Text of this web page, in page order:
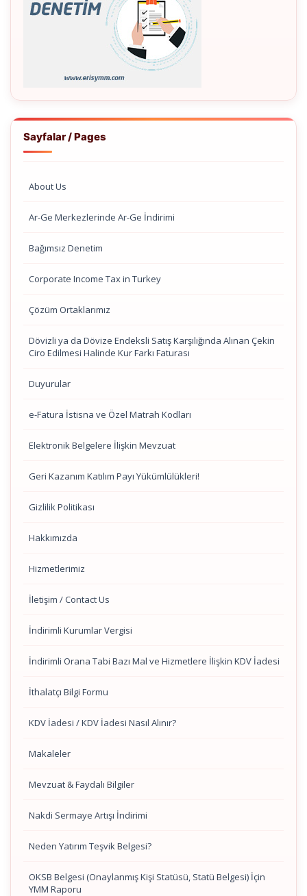
Sayfalar / Pages
About Us
Ar-Ge Merkezlerinde Ar-Ge İndirimi
Bağımsız Denetim
Corporate Income Tax in Turkey
Çözüm Ortaklarımız
Dövizli ya da Dövize Endeksli Satış Karşılığında Alınan Çekin
Ciro Edilmesi Halinde Kur Farkı Faturası
Duyurular
e-Fatura İstisna ve Özel Matrah Kodları
Elektronik Belgelere İlişkin Mevzuat
Geri Kazanım Katılım Payı Yükümlülükleri!
Gizlilik Politikası
Hakkımızda
Hizmetlerimiz
İletişim / Contact Us
İndirimli Kurumlar Vergisi
İndirimli Orana Tabi Bazı Mal ve Hizmetlere İlişkin KDV İadesi
İthalatçı Bilgi Formu
KDV İadesi / KDV İadesi Nasıl Alınır?
Makaleler
Mevzuat & Faydalı Bilgiler
Nakdi Sermaye Artışı İndirimi
Neden Yatırım Teşvik Belgesi?
OKSB Belgesi (Onaylanmış Kişi Statüsü, Statü Belgesi) İçin
YMM Raporu